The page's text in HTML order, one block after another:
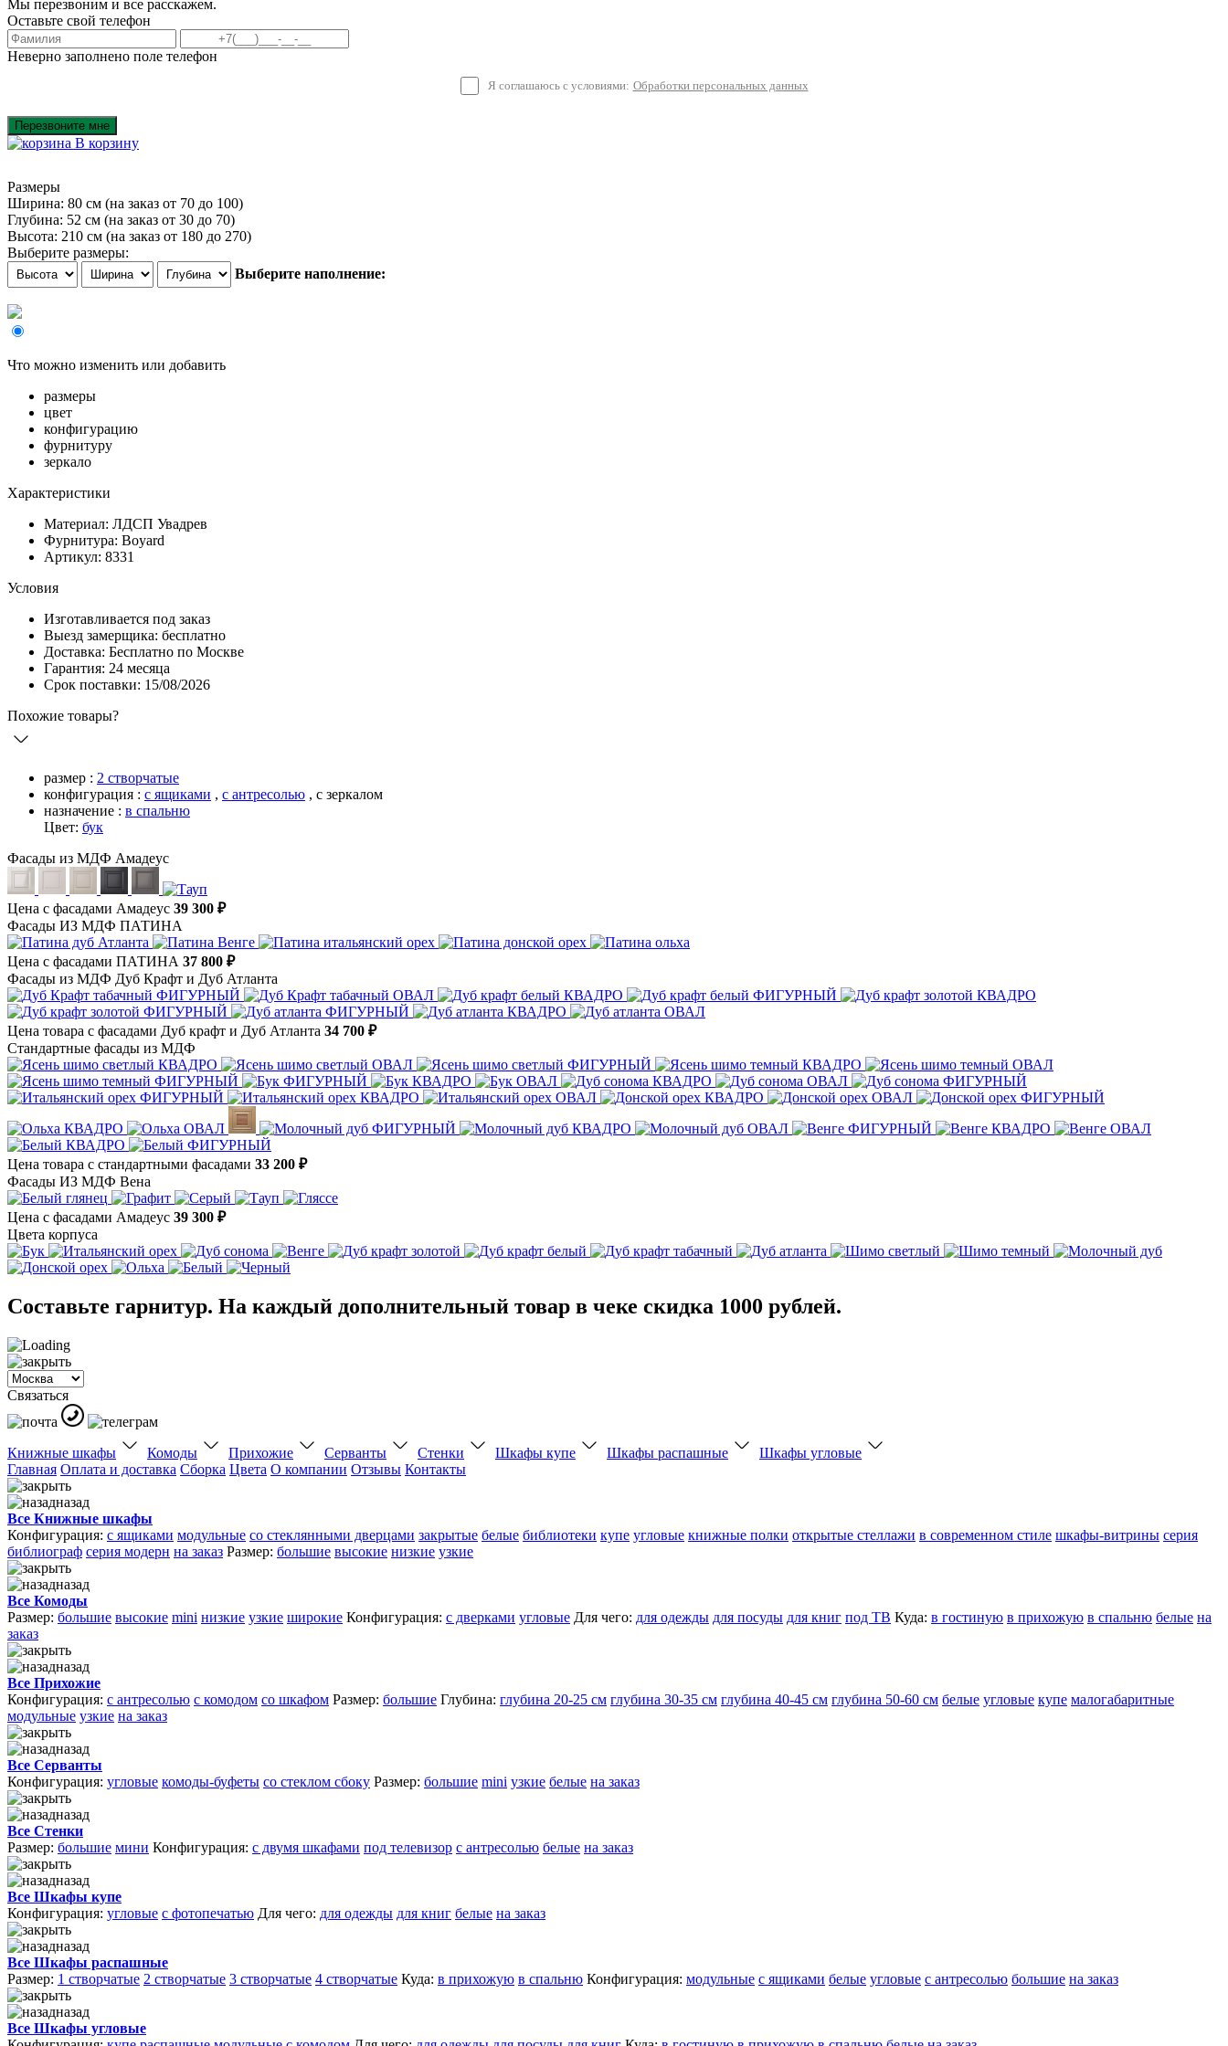
Мы перезвоним и все расскажем.
Оставьте свой телефон
Неверно заполнено поле телефон
Я соглашаюсь с условиями: Обработки персональных данных
Перезвоните мне
В корзину
Размеры
Ширина: 80 см (на заказ от 70 до 100)
Глубина: 52 см (на заказ от 30 до 70)
Высота: 210 см (на заказ от 180 до 270)
Выберите размеры:
Выберите наполнение:
Что можно изменить или добавить
размеры
цвет
конфигурацию
фурнитуру
зеркало
Характеристики
Материал: ЛДСП Увадрев
Фурнитура: Boyard
Артикул: 8331
Условия
Изготавливается под заказ
Выезд замерщика: бесплатно
Доставка: Бесплатно по Москве
Гарантия: 24 месяца
Срок поставки: 15/08/2026
Похожие товары?
размер : 2 створчатые
конфигурация : с ящиками , с антресолью , с зеркалом
назначение : в спальню
Цвет: бук
Фасады из МДФ Амадеус
Цена с фасадами Амадеус 39 300 ₽
Фасады ИЗ МДФ ПАТИНА
Цена с фасадами ПАТИНА 37 800 ₽
Фасады из МДФ Дуб Крафт и Дуб Атланта
Цена товара с фасадами Дуб крафт и Дуб Атланта 34 700 ₽
Стандартные фасады из МДФ
Цена товара с стандартными фасадами 33 200 ₽
Фасады ИЗ МДФ Вена
Цена с фасадами Амадеус 39 300 ₽
Цвета корпуса
Составьте гарнитур. На каждый дополнительный товар в чеке скидка 1000 рублей.
Связаться
Книжные шкафы Комоды Прихожие Серванты Стенки Шкафы купе Шкафы распашные
Шкафы угловые
Главная Оплата и доставка Сборка Цвета О компании Отзывы Контакты
назад
Все Книжные шкафы
Конфигурация: с ящиками модульные со стеклянными дверцами закрытые белые библиотеки купе угловые книжные полки открытые стеллажи в современном стиле шкафы-витрины серия
библиограф серия модерн на заказ Размер: большие высокие низкие узкие
назад
Все Комоды
Размер: большие высокие mini низкие узкие широкие Конфигурация: с дверками угловые Для чего: для одежды для посуды для книг под ТВ Куда: в гостиную в прихожую в спальню белые на
заказ
назад
Все Прихожие
Конфигурация: с антресолью с комодом со шкафом Размер: большие Глубина: глубина 20-25 см глубина 30-35 см глубина 40-45 см глубина 50-60 см белые угловые купе малогабаритные
модульные узкие на заказ
назад
Все Серванты
Конфигурация: угловые комоды-буфеты со стеклом сбоку Размер: большие mini узкие белые на заказ
назад
Все Стенки
Размер: большие мини Конфигурация: с двумя шкафами под телевизор с антресолью белые на заказ
назад
Все Шкафы купе
Конфигурация: угловые с фотопечатью Для чего: для одежды для книг белые на заказ
назад
Все Шкафы распашные
Размер: 1 створчатые 2 створчатые 3 створчатые 4 створчатые Куда: в прихожую в спальню Конфигурация: модульные с ящиками белые угловые с антресолью большие на заказ
назад
Все Шкафы угловые